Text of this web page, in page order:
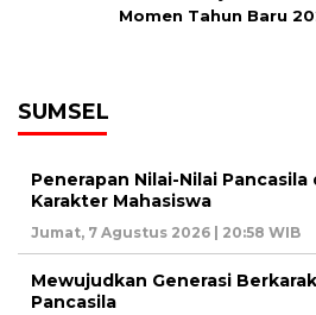
Momen Tahun Baru
SUMSEL
Penerapan Nilai-Nilai
Karakter Mahasiswa
Jumat, 7 Agustus 2026 | 20:58 WIB
Mewujudkan Generasi
Pancasila